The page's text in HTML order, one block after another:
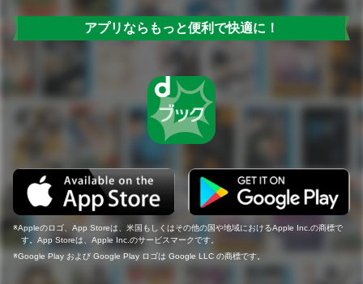
アプリならもっと便利で快適に！
Appleのロゴ、App Storeは、米国もしくはその他の国や地域におけるApple Inc.の商標で
す。App Storeは、Apple Inc.のサービスマークです。
Google Play および Google Play ロゴは Google LLC の商標です。